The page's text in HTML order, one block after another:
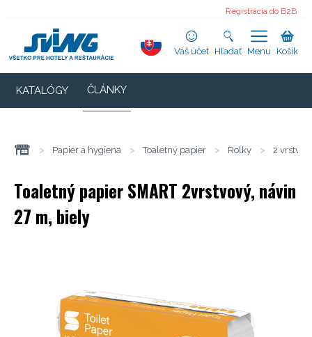
Registrácia do B2B
Váš účet Hľadať Menu Košík
KATALÓGY ČLÁNKY
> Papier a hygiena > Toaletný papier > Rolky > 2
Toaletný papier SMART 2vrstvový, návin
27 m, biely